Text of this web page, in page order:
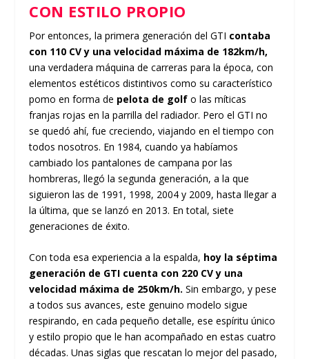
CON ESTILO PROPIO
Por entonces, la primera generación del GTI contaba
con 110 CV y una velocidad máxima de 182km/h,
una verdadera máquina de carreras para la época, con
elementos estéticos distintivos como su característico
pomo en forma de pelota de golf o las míticas
franjas rojas en la parrilla del radiador. Pero el GTI no
se quedó ahí, fue creciendo, viajando en el tiempo con
todos nosotros. En 1984, cuando ya habíamos
cambiado los pantalones de campana por las
hombreras, llegó la segunda generación, a la que
siguieron las de 1991, 1998, 2004 y 2009, hasta llegar a
la última, que se lanzó en 2013. En total, siete
generaciones de éxito.
Con toda esa experiencia a la espalda, hoy la séptima
generación de GTI cuenta con 220 CV y una
velocidad máxima de 250km/h. Sin embargo, y pese
a todos sus avances, este genuino modelo sigue
respirando, en cada pequeño detalle, ese espíritu único
y estilo propio que le han acompañado en estas cuatro
décadas. Unas siglas que rescatan lo mejor del pasado,